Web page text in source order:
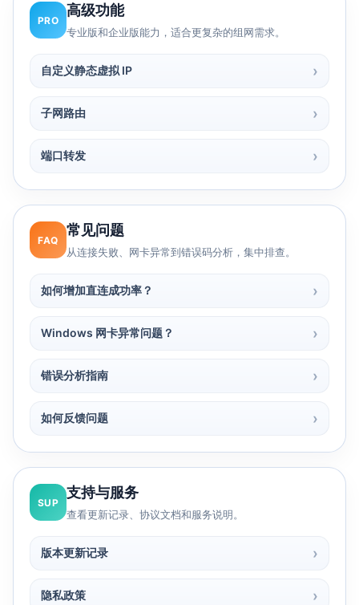
PRO
高级功能
专业版和企业版能力，适合更复杂的组网需求。
自定义静态虚拟 IP
子网路由
端口转发
FAQ
常见问题
从连接失败、网卡异常到错误码分析，集中排查。
如何增加直连成功率？
Windows 网卡异常问题？
错误分析指南
如何反馈问题
SUP
支持与服务
查看更新记录、协议文档和服务说明。
版本更新记录
隐私政策